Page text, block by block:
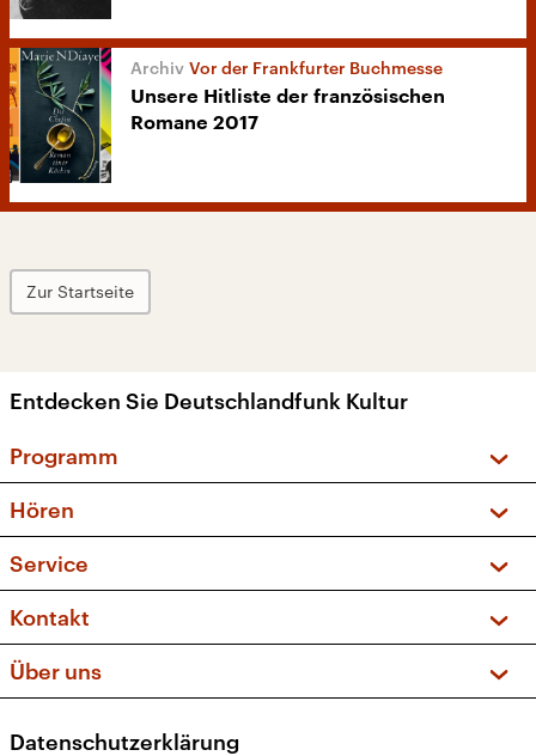
Vor der Frankfurter Buchmesse
Unsere Hitliste der französischen
Romane 2017
Zur Startseite
Entdecken Sie Deutschlandfunk Kultur
Programm
Sendungen und Podcasts
Musikliste
Kakadu – Das Kinderprogramm
Hören
Frequenzen (UKW + DAB+)
Service
FAQ
Apps
Newsletter
Kontakt
Social Media
Über uns
Datenschutzerklärung